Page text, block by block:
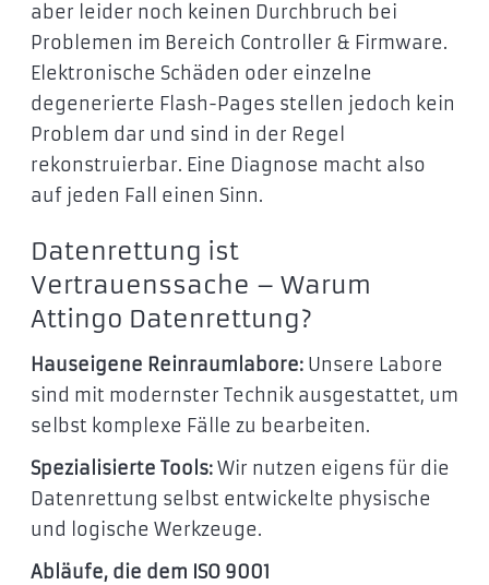
aber leider noch keinen Durchbruch bei
Problemen im Bereich Controller & Firmware.
Elektronische Schäden oder einzelne
degenerierte Flash-Pages stellen jedoch kein
Problem dar und sind in der Regel
rekonstruierbar. Eine Diagnose macht also
auf jeden Fall einen Sinn.
Datenrettung ist
Vertrauenssache – Warum
Attingo Datenrettung?
Hauseigene Reinraumlabore: Unsere Labore
sind mit modernster Technik ausgestattet, um
selbst komplexe Fälle zu bearbeiten.
Spezialisierte Tools: Wir nutzen eigens für die
Datenrettung selbst entwickelte physische
und logische Werkzeuge.
Abläufe, die dem ISO 9001